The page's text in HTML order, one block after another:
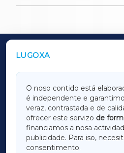
LUGOXA
O noso contido está
é independente e
veraz, contrastada e de
ofrecer este servizo de
financiamos a nosa
publicidade. Para iso,
consentimento.
OUTROS PERIÓDICOS